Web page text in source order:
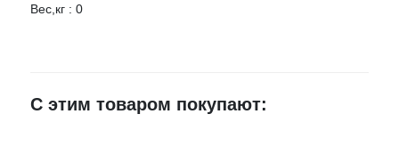
Вес,кг : 0
С этим товаром покупают: